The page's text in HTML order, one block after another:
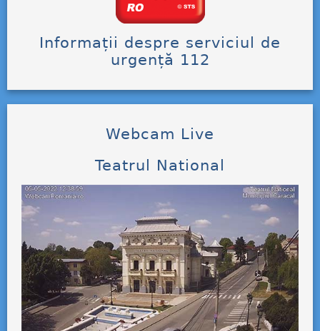
Informații despre serviciul de
urgență 112
Webcam Live
Teatrul National